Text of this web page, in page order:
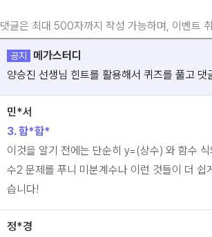
댓글은 최대 500자까지 작성 가능하며, 이벤트
공지
메가스터디
양승진 선생님 힌트를 활용해서 퀴즈를 풀고
민*서
3. 함*함*
이것을 알기 전에는 단순히 y=(상수) 와 함수
수2 문제를 푸니 미분계수나 이런 것들이 더
습니다!
정*경